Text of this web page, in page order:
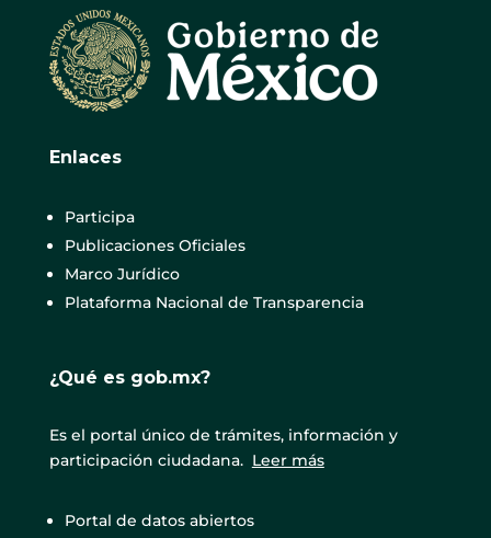
Enlaces
Participa
Publicaciones Oficiales
Marco Jurídico
Plataforma Nacional de Transparencia
¿Qué es gob.mx?
Es el portal único de trámites, información y
participación ciudadana. Leer más
Portal de datos abiertos